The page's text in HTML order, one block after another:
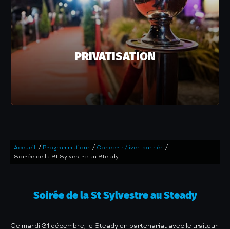
PRIVATISATION
Accueil / Programmations / Concerts/lives passés /
Soirée de la St Sylvestre au Steady
Soirée de la St Sylvestre au Steady
Ce mardi 31 décembre, le Steady en partenariat avec le traiteur